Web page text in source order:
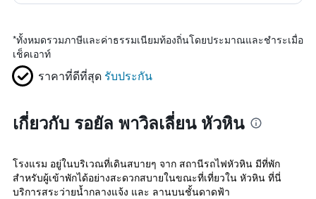
*ทั้งหมดรวมภาษีและค่าธรรมเนียมท้องถิ่นโดยประมาณและชำระเมื่อ
เช็คเอาท์
ราคาที่ดีที่สุด รับประกัน
เกี่ยวกับ รอยัล พาวิลเลี่ยน หัวหิน
โรงแรม อยู่ในบริเวณที่เดินสบายๆ จาก สถานีรถไฟหัวหิน มีที่พัก
สำหรับผู้เข้าพักได้อย่างสะดวกสบายในขณะที่เที่ยวใน หัวหิน ที่นี่
บริการสระว่ายน้ำกลางแจ้ง และ ลานบนชั้นดาดฟ้า